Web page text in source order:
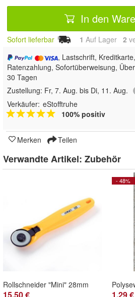
In den
Sofort lieferbar 1 Auf Lager 2
, Lastschrift,
Ratenzahlung, Sofortüberweisung,
30 Tagen
Zustellung: Fr, 7. Aug. bis Di, 11. Aug.
Verkäufer: eStofftruhe
100% positiv
Merken Teilen
Verwandte Artikel: Zubehör
Rollschneider "Mini" 28mm
- 48%